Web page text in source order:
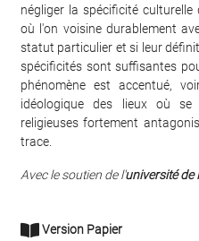
négliger la spécificité
où l'on voisine durablement
statut particulier et si leur
spécificités sont suffisantes
phénomène est accentué,
idéologique des lieux où se
religieuses fortement
trace.
Avec le soutien de l'université de
Version Papier